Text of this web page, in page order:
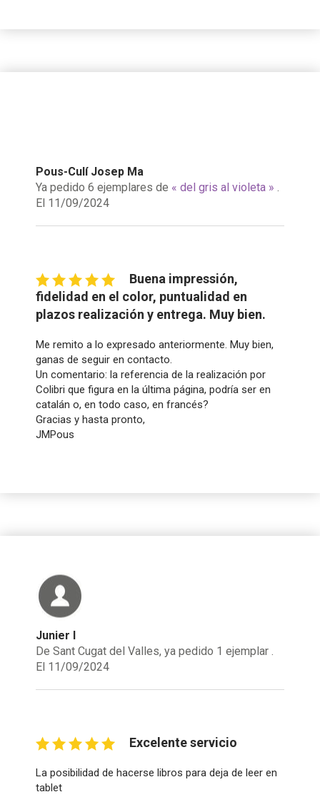
Pous-Culí Josep Ma
Ya pedido 6 ejemplares de « del gris al violeta » .
El 11/09/2024
Buena impressión,
fidelidad en el color, puntualidad en
plazos realización y entrega. Muy bien.
Me remito a lo expresado anteriormente. Muy bien,
ganas de seguir en contacto.
Un comentario: la referencia de la realización por
Colibri que figura en la última página, podría ser en
catalán o, en todo caso, en francés?
Gracias y hasta pronto,
JMPous
Junier I
De Sant Cugat del Valles, ya pedido 1 ejemplar .
El 11/09/2024
Excelente servicio
La posibilidad de hacerse libros para deja de leer en
tablet